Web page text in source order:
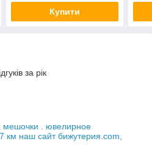
Купити
за рік
мешочки . ювелирное
км наш сайт бижутерия.com,